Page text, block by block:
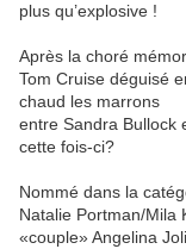
plus qu’explosive !
Après la choré
Tom Cruise déguisé
chaud les marrons
entre Sandra Bullock
cette fois-ci?
Nommé dans la
Natalie Portman/Mila
«couple» Angelina